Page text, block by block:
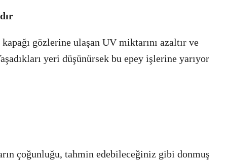
gözlerine ulaşan UV miktarını azaltır ve
yeri düşünürsek bu epey işlerine yarıyor
çoğunluğu, tahmin edebileceğiniz gibi donmuş